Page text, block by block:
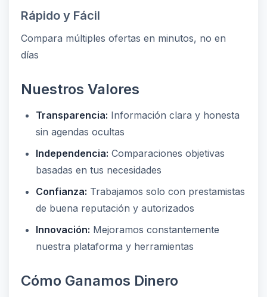
Rápido y Fácil
Compara múltiples ofertas en minutos, no en
días
Nuestros Valores
Transparencia: Información clara y honesta
sin agendas ocultas
Independencia: Comparaciones objetivas
basadas en tus necesidades
Confianza: Trabajamos solo con prestamistas
de buena reputación y autorizados
Innovación: Mejoramos constantemente
nuestra plataforma y herramientas
Cómo Ganamos Dinero